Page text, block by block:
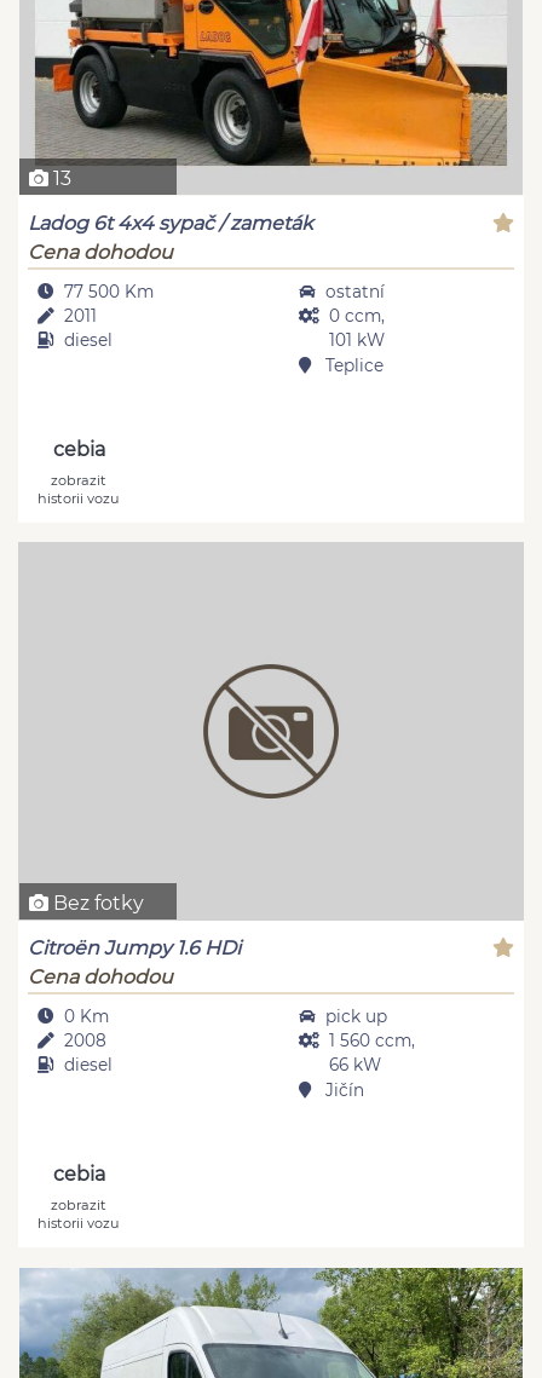
13
Ladog 6t 4x4 sypač / zameták
Cena dohodou
77 500 Km
2011
diesel
ostatní
0 ccm,
101 kW
Teplice
cebia
zobrazit
historii vozu
Bez fotky
Citroën Jumpy 1.6 HDi
Cena dohodou
0 Km
2008
diesel
pick up
1 560 ccm,
66 kW
Jičín
cebia
zobrazit
historii vozu